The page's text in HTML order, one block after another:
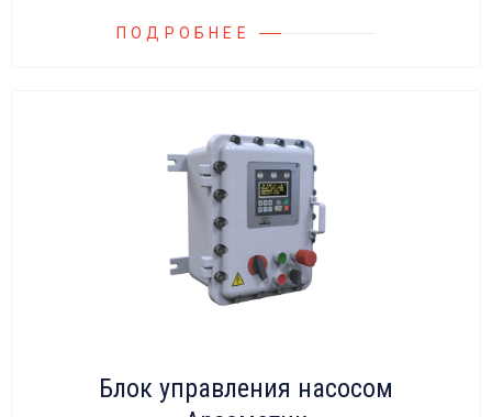
ПОДРОБНЕЕ
Блок управления насосом